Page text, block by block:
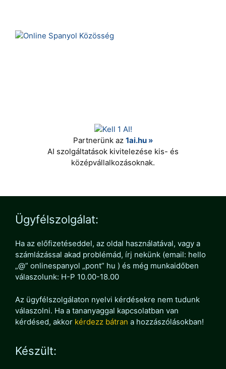
Partnerünk az 1ai.hu »
AI szolgáltatások kivitelezése kis- és
középvállalkozásoknak.
Ügyfélszolgálat:
Ha az előfizetéseddel, az oldal használatával, vagy a
számlázással akad problémád, írj nekünk (email: hello
„@” onlinespanyol „pont” hu ) és még munkaidőben
válaszolunk: H-P 10.00-18.00
Az ügyfélszolgálaton nyelvi kérdésekre nem tudunk
válaszolni. Ha a tananyaggal kapcsolatban van
kérdésed, akkor kérdezz bátran a hozzászólásokban!
Készült: